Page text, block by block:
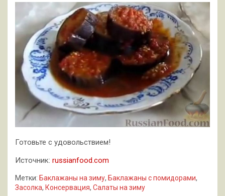
Готовьте с удовольствием!
Источник: russianfood.com
Метки: Баклажаны на зиму, Баклажаны с помидорами,
Засолка, Консервация, Салаты на зиму